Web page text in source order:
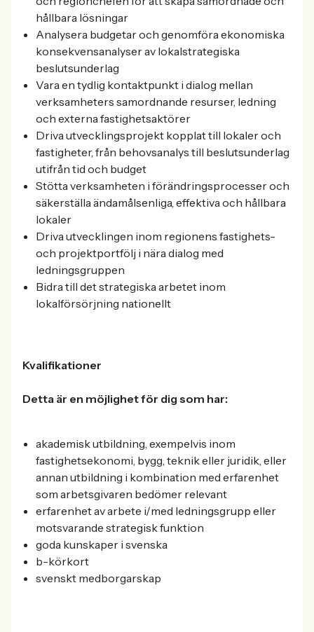
hållbara lösningar
Analysera budgetar och genomföra ekonomiska
konsekvensanalyser av lokalstrategiska
beslutsunderlag
Vara en tydlig kontaktpunkt i dialog mellan
verksamheters samordnande resurser, ledning
och externa fastighetsaktörer
Driva utvecklingsprojekt kopplat till lokaler och
fastigheter, från behovsanalys till beslutsunderlag
utifrån tid och budget
Stötta verksamheten i förändringsprocesser och
säkerställa ändamålsenliga, effektiva och hållbara
lokaler
Driva utvecklingen inom regionens fastighets-
och projektportfölj i nära dialog med
ledningsgruppen
Bidra till det strategiska arbetet inom
lokalförsörjning nationellt
Kvalifikationer
Detta är en möjlighet för dig som har:
akademisk utbildning, exempelvis inom
fastighetsekonomi, bygg, teknik eller juridik, eller
annan utbildning i kombination med erfarenhet
som arbetsgivaren bedömer relevant
erfarenhet av arbete i/med ledningsgrupp eller
motsvarande strategisk funktion
goda kunskaper i svenska
b-körkort
svenskt medborgarskap